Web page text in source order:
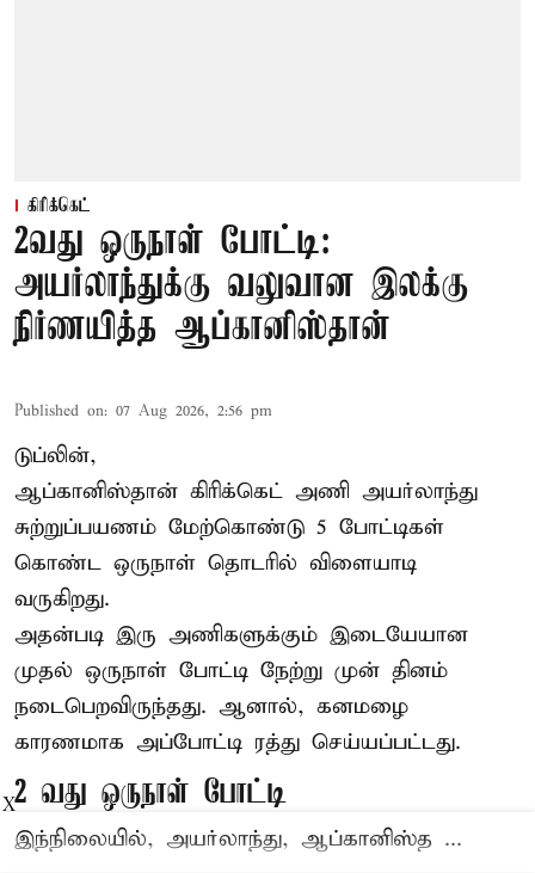
கிரிக்கெட்
2வது ஒருநாள் போட்டி:
அயர்லாந்துக்கு வலுவான இலக்கு
நிர்ணயித்த ஆப்கானிஸ்தான்
Published on: 07 Aug 2026, 2:56 pm
டுப்லின்,
ஆப்கானிஸ்தான் கிரிக்கெட் அணி அயர்லாந்து
சுற்றுப்பயணம் மேற்கொண்டு 5 போட்டிகள்
கொண்ட ஒருநாள் தொடரில் விளையாடி
வருகிறது.
அதன்படி இரு அணிகளுக்கும் இடையேயான
முதல் ஒருநாள் போட்டி நேற்று முன் தினம்
நடைபெறவிருந்தது. ஆனால், கனமழை
காரணமாக அப்போட்டி ரத்து செய்யப்பட்டது.
2 வது ஒருநாள் போட்டி
இந்நிலையில், அயர்லாந்து, ஆப்கானிஸ்த ...
X